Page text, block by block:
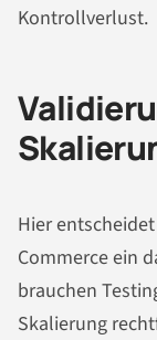
Kontrollverlust.
Hier
Commerce ein
brauchen
Skalierung